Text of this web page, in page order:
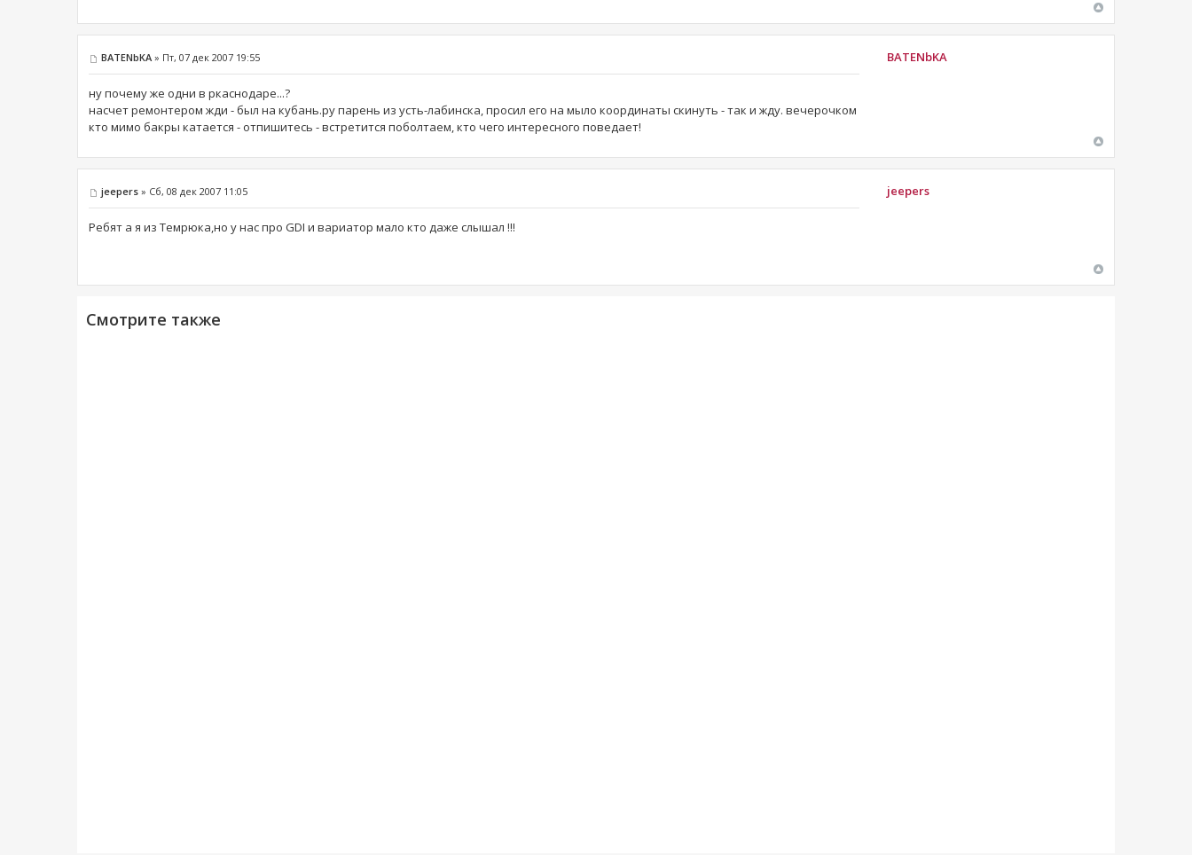
BATENbKA » Пт, 07 дек 2007 19:55
ну почему же одни в ркаснодаре...?
насчет ремонтером жди - был на кубань.ру парень из усть-лабинска, просил его на мыло координаты скинуть - так и жду. вечерочком
кто мимо бакры катается - отпишитесь - встретится поболтаем, кто чего интересного поведает!
BATENbKA
jeepers » Сб, 08 дек 2007 11:05
Ребят а я из Темрюка,но у нас про GDI и вариатор мало кто даже слышал !!!
jeepers
Смотрите также